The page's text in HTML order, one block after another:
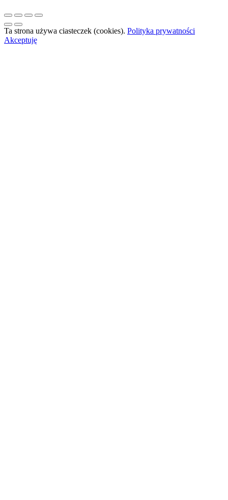
Ta strona używa ciasteczek (cookies). Polityka prywatności
Akceptuję